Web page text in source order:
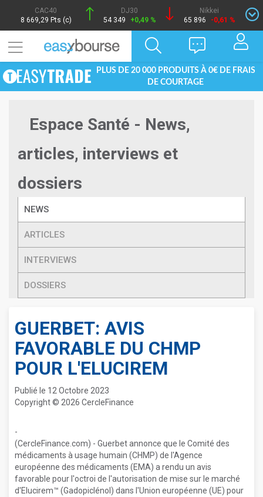
CAC40
8 669,29 Pts (c)
DJ30
54 349
+0,49 %
Nikkei
65 896
-0,61 %
PLUS DE 20 000 PRODUITS À 0€ DE FRAIS
DE COURTAGE
Espace Santé - News,
articles, interviews et
dossiers
NEWS
ARTICLES
INTERVIEWS
DOSSIERS
GUERBET: AVIS
FAVORABLE DU CHMP
POUR L'ELUCIREM
Publié le 12 Octobre 2023
Copyright © 2026 CercleFinance
-
(CercleFinance.com) - Guerbet annonce que le Comité des
médicaments à usage humain (CHMP) de l'Agence
européenne des médicaments (EMA) a rendu un avis
favorable pour l'octroi de l'autorisation de mise sur le marché
d'Elucirem™ (Gadopiclénol) dans l'Union européenne (UE) pour